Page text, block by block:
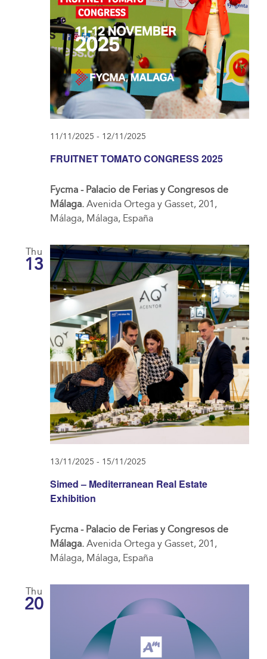
FRUITNET TOMATO CONGRESS 2025
11/11/2025 - 12/11/2025
Fycma - Palacio de Ferias y Congresos de
Málaga. Avenida Ortega y Gasset, 201,
Málaga, Málaga, España
Thu
13
Simed – Mediterranean Real Estate
Exhibition
13/11/2025 - 15/11/2025
Fycma - Palacio de Ferias y Congresos de
Málaga. Avenida Ortega y Gasset, 201,
Málaga, Málaga, España
Thu
20